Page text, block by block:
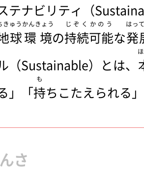
テナビリティ（
球
きゅう
環境
かんきょう
の持続
じぞく
可能
かのう
な発
はっ
（Sustainable）とは、
」「持
も
ちこたえられる
さ